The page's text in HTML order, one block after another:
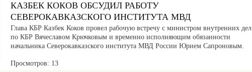
КАЗБЕК КОКОВ ОБСУДИЛ РАБОТУ
СЕВЕРОКАВКАЗСКОГО ИНСТИТУТА МВД
Глава КБР Казбек Коков провел рабочую встречу с министром внутренних дел
по КБР Вячеславом Крючковым и временно исполняющим обязанности
начальника Северокавказского института МВД России Юрием Сапроновым.
Просмотров: 13